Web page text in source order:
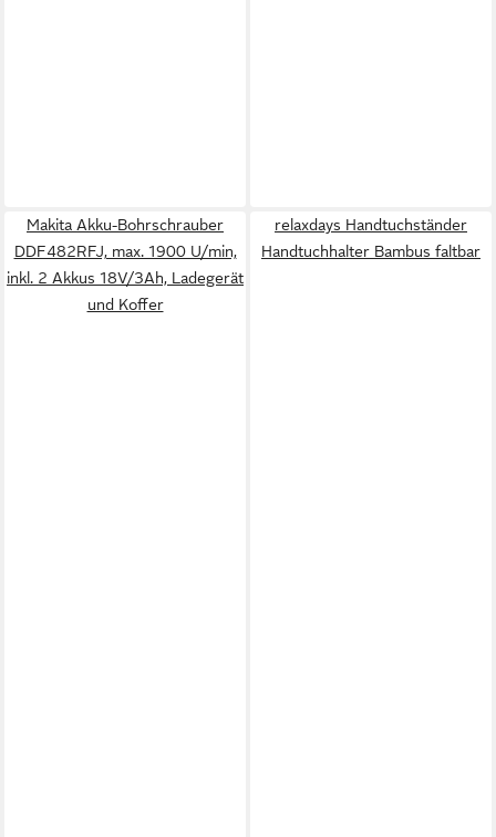
Makita Akku-Bohrschrauber
DDF482RFJ, max. 1900 U/min,
inkl. 2 Akkus 18V/3Ah, Ladegerät
und Koffer
relaxdays Handtuchständer
Handtuchhalter Bambus faltbar